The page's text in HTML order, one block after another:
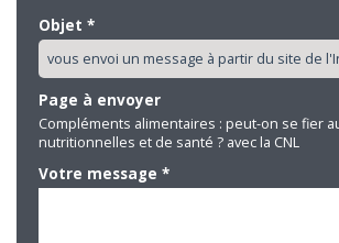
Objet *
Page à envoyer
Compléments alimentaires : peut-on se fier
nutritionnelles et de santé ? avec la CNL
Votre message *